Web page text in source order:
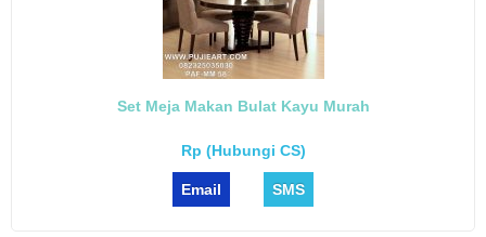
Set Meja Makan Bulat Kayu Murah
Rp (Hubungi CS)
Email SMS